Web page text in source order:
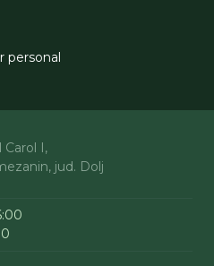
personal
Carol I,
jud. Dolj